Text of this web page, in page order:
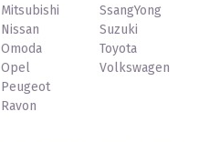
Mitsubishi
Nissan
Omoda
Opel
Peugeot
Ravon
SsangYong
Suzuki
Toyota
Volkswagen